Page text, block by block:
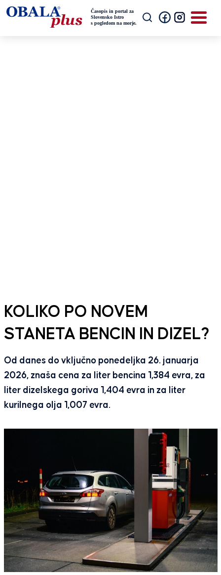
KOLIKO PO NOVEM
STANETA BENCIN IN DIZEL?
Od danes do vključno ponedeljka 26. januarja
2026, znaša cena za liter bencina 1,384 evra, za
liter dizelskega goriva 1,404 evra in za liter
kurilnega olja 1,007 evra.